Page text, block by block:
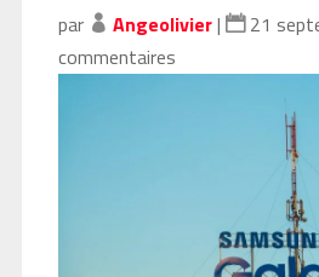
par Angeolivier| 21
commentaires